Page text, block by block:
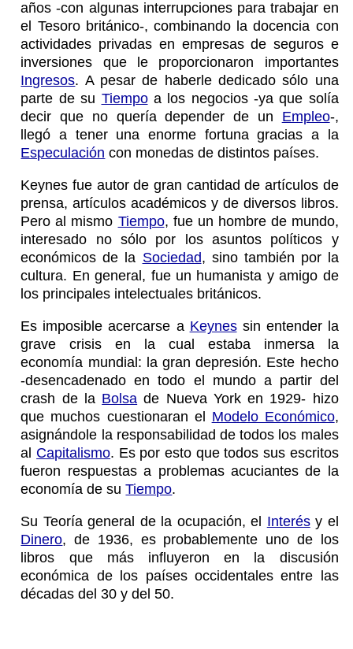
años -con algunas interrupciones para trabajar en
el Tesoro británico-, combinando la docencia con
actividades privadas en empresas de seguros e
inversiones que le proporcionaron importantes
Ingresos. A pesar de haberle dedicado sólo una
parte de su Tiempoa los negocios -ya que solía
decir que no quería depender de un Empleo-,
llegó a tener una enorme fortuna gracias a la
Especulación con monedas de distintos países.
Keynes fue autor de gran cantidad de artículos de
prensa, artículos académicos y de diversos libros.
Pero al mismo Tiempo, fue un hombre de mundo,
interesado no sólo por los asuntos políticos y
económicos de la Sociedad, sino también por la
cultura. En general, fue un humanista y amigo de
los principales intelectuales británicos.
Es imposible acercarse a Keynessin entender la
grave crisis en la cual estaba inmersa la
economía mundial: la gran depresión. Este hecho
-desencadenado en todo el mundo a partir del
crash de la Bolsa de Nueva York en 1929- hizo
que muchos cuestionaran el Modelo Económico,
asignándole la responsabilidad de todos los males
al Capitalismo. Es por esto que todos sus escritos
fueron respuestas a problemas acuciantes de la
economía de suTiempo.
Su Teoría general de la ocupación, el Interésy el
Dinero, de 1936, es probablemente uno de los
libros que más influyeron en la discusión
económica de los países occidentales entre las
décadas del 30 y del 50.